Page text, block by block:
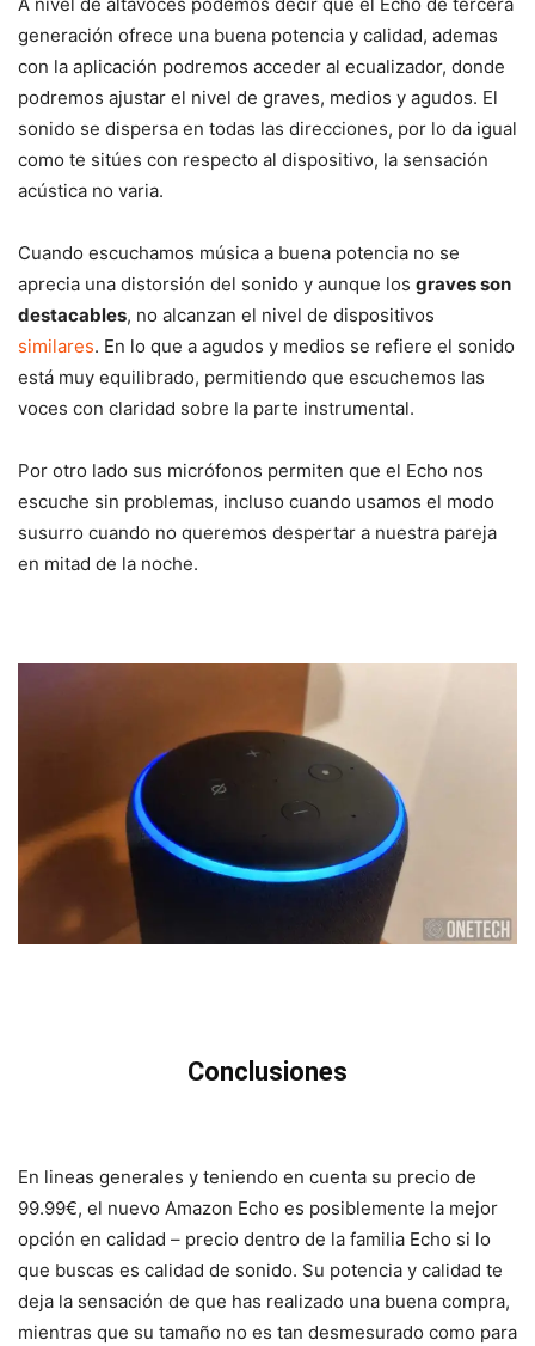
generación ofrece una buena potencia y calidad, ademas
con la aplicación podremos acceder al ecualizador, donde
podremos ajustar el nivel de graves, medios y agudos. El
sonido se dispersa en todas las direcciones, por lo da igual
como te sitúes con respecto al dispositivo, la sensación
acústica no varia.
Cuando escuchamos música a buena potencia no se
aprecia una distorsión del sonido y aunque los graves son
destacables, no alcanzan el nivel de dispositivos
similares. En lo que a agudos y medios se refiere el sonido
está muy equilibrado, permitiendo que escuchemos las
voces con claridad sobre la parte instrumental.
Por otro lado sus micrófonos permiten que el Echo nos
escuche sin problemas, incluso cuando usamos el modo
susurro cuando no queremos despertar a nuestra pareja
en mitad de la noche.
Conclusiones
En lineas generales y teniendo en cuenta su precio de
99.99€, el nuevo Amazon Echo es posiblemente la mejor
opción en calidad – precio dentro de la familia Echo si lo
que buscas es calidad de sonido. Su potencia y calidad te
deja la sensación de que has realizado una buena compra,
mientras que su tamaño no es tan desmesurado como para